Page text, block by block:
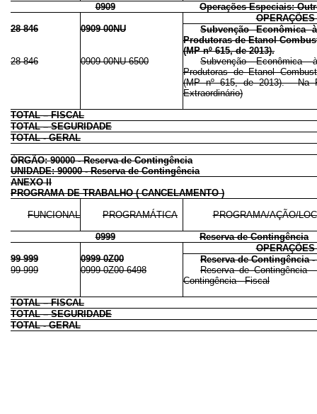
0909
Operações Especiais:
28 846
0909 00NU
Subvenção Econômica
Produtoras de Etanol
(MP nº 615, de 2013).
28 846
0909 00NU 6500
Subvenção Econômica
Produtoras de Etanol
(MP nº 615, de 2013). - Na
Extraordinário)
TOTAL – FISCAL
TOTAL – SEGURIDADE
TOTAL - GERAL
ÓRGÃO: 90000 - Reserva de Contingência
UNIDADE: 90000 - Reserva de Contingência
ANEXO II
PROGRAMA DE TRABALHO ( CANCELAMENTO )
FUNCIONAL PROGRAMÁTICA PROGRAMA/AÇÃO/
0999
Reserva de Contingência
99 999
0999 0Z00
Reserva de Contingência
99 999
0999 0Z00 6498
Reserva de Contingência
Contingência - Fiscal
TOTAL – FISCAL
TOTAL – SEGURIDADE
TOTAL - GERAL